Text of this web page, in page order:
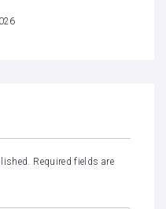
Required fields are